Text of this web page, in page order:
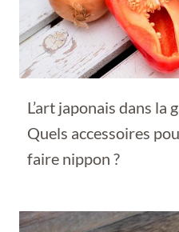
L’art japonais dans la
Quels accessoires
faire nippon ?